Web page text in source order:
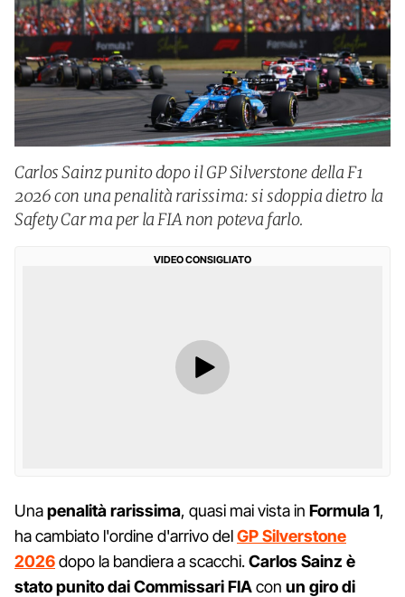
Carlos Sainz punito dopo il GP Silverstone della F1
2026 con una penalità rarissima: si sdoppia dietro la
Safety Car ma per la FIA non poteva farlo.
VIDEO CONSIGLIATO
Unapenalità rarissima, quasi mai vista in Formula 1,
ha cambiato l'ordine d'arrivo delGP Silverstone
2026dopo la bandiera a scacchi.Carlos Sainz è
stato punito dai Commissari FIAcon un giro di